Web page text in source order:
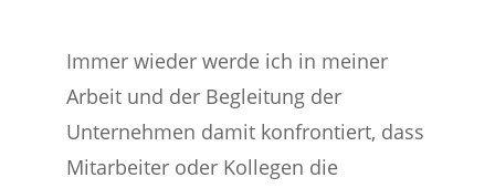
Immer wieder werde ich in meiner
Arbeit und der Begleitung der
Unternehmen damit konfrontiert, dass
Mitarbeiter oder Kollegen die